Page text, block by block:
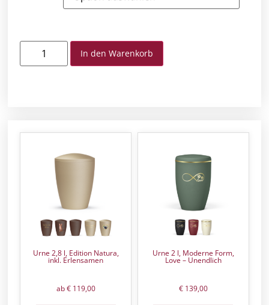
In den Warenkorb
Urne 2,8 l, Edition Natura,
inkl. Erlensamen
ab€119,00
Urne 2 l, Moderne Form,
Love – Unendlich
€139,00